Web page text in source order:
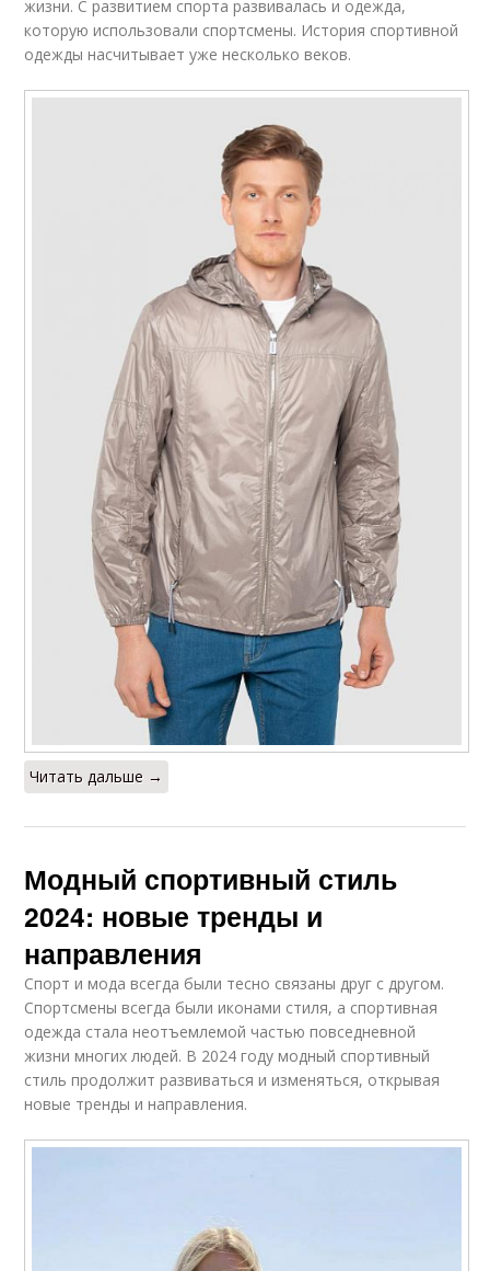
жизни. С развитием спорта развивалась и одежда,
которую использовали спортсмены. История спортивной
одежды насчитывает уже несколько веков.
Читать дальше →
Модный спортивный стиль
2024: новые тренды и
направления
Спорт и мода всегда были тесно связаны друг с другом.
Спортсмены всегда были иконами стиля, а спортивная
одежда стала неотъемлемой частью повседневной
жизни многих людей. В 2024 году модный спортивный
стиль продолжит развиваться и изменяться, открывая
новые тренды и направления.